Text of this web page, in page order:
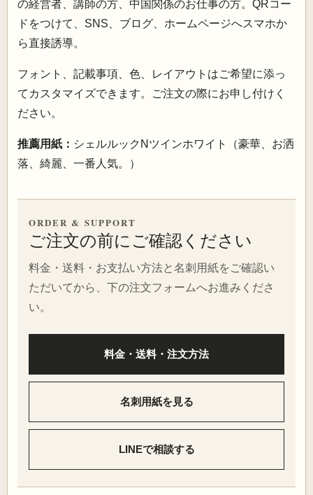
の経営者、講師の方、中国関係のお仕事の方。QRコー
ドをつけて、SNS、ブログ、ホームページへスマホか
ら直接誘導。
フォント、記載事項、色、レイアウトはご希望に添っ
てカスタマイズできます。ご注文の際にお申し付けく
ださい。
推薦用紙： シェルルックNツインホワイト（豪華、お洒
落、綺麗、一番人気。）
ORDER & SUPPORT
ご注文の前にご確認ください
料金・送料・お支払い方法と名刺用紙をご確認い
ただいてから、下の注文フォームへお進みくださ
い。
料金・送料・注文方法
名刺用紙を見る
LINEで相談する